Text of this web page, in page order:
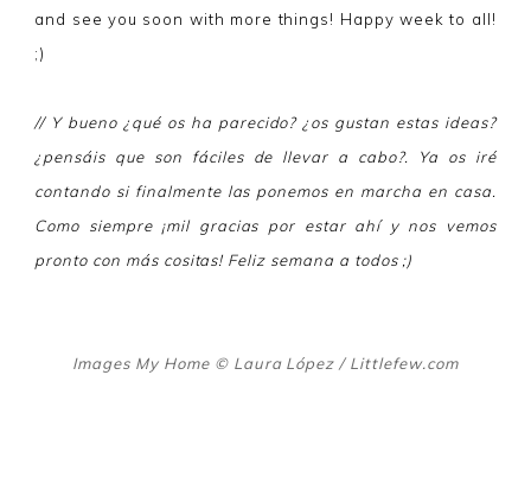
and see you soon with more things! Happy week to all!
;)
// Y bueno ¿qué os ha parecido? ¿os gustan estas ideas?
¿pensáis que son fáciles de llevar a cabo?. Ya os iré
contando si finalmente las ponemos en marcha en casa.
Como siempre ¡mil gracias por estar ahí y nos vemos
pronto con más cositas! Feliz semana a todos ;)
Images My Home © Laura López / Littlefew.com